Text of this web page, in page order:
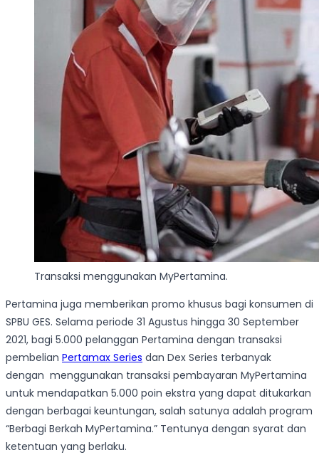
Transaksi menggunakan MyPertamina.
Pertamina juga memberikan promo khusus bagi konsumen di
SPBU GES. Selama periode 31 Agustus hingga 30 September
2021, bagi 5.000 pelanggan Pertamina dengan transaksi
pembelian Pertamax Series dan Dex Series terbanyak
dengan menggunakan transaksi pembayaran MyPertamina
untuk mendapatkan 5.000 poin ekstra yang dapat ditukarkan
dengan berbagai keuntungan, salah satunya adalah program
“Berbagi Berkah MyPertamina.” Tentunya dengan syarat dan
ketentuan yang berlaku.